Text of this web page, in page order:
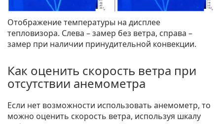
Отображение температуры на дисплее
тепловизора. Слева – замер без ветра, справа –
замер при наличии принудительной конвекции.
Как оценить скорость ветра при
отсутствии анемометра
Если нет возможности использовать анемометр, то
можно оценить скорость ветра, используя шкалу